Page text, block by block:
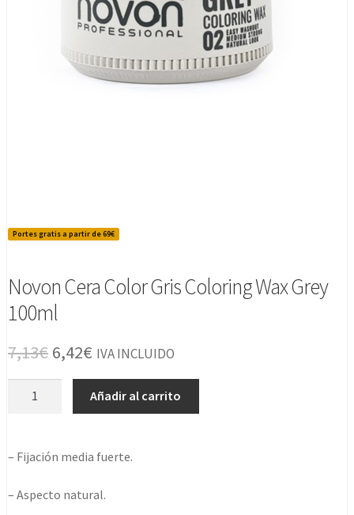
Portes gratis a partir de 69€
Novon Cera Color Gris Coloring Wax Grey
100ml
7,13€ El
precio
original
7,13€.
6,42€ El
precio
actual
6,42€.
IVA INCLUIDO
Coloring
Grey
Añadir al carrito
– Fijación media fuerte.
– Aspecto natural.